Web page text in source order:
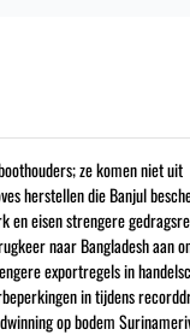
ze komen niet uit
herstellen die Banjul
en eisen strengere
naar Bangladesh aan
exportregels in
in tijdens
op bodem